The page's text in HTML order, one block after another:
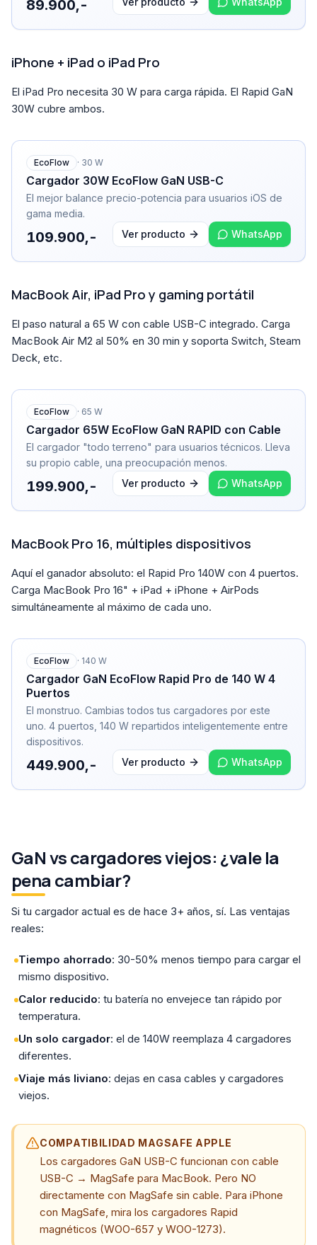
89.900,-
iPhone + iPad o iPad Pro
El iPad Pro necesita 30 W para carga rápida. El Rapid GaN
30W cubre ambos.
EcoFlow · 30 W
Cargador 30W EcoFlow GaN USB-C
El mejor balance precio-potencia para usuarios iOS de
gama media.
109.900,- Ver producto WhatsApp
MacBook Air, iPad Pro y gaming portátil
El paso natural a 65 W con cable USB-C integrado. Carga
MacBook Air M2 al 50% en 30 min y soporta Switch, Steam
Deck, etc.
EcoFlow · 65 W
Cargador 65W EcoFlow GaN RAPID con Cable
El cargador "todo terreno" para usuarios técnicos. Lleva
su propio cable, una preocupación menos.
199.900,- Ver producto WhatsApp
MacBook Pro 16, múltiples dispositivos
Aquí el ganador absoluto: el Rapid Pro 140W con 4 puertos.
Carga MacBook Pro 16" + iPad + iPhone + AirPods
simultáneamente al máximo de cada uno.
EcoFlow · 140 W
Cargador GaN EcoFlow Rapid Pro de 140 W 4
Puertos
El monstruo. Cambias todos tus cargadores por este
uno. 4 puertos, 140 W repartidos inteligentemente entre
dispositivos.
449.900,- Ver producto WhatsApp
GaN vs cargadores viejos: ¿vale la
pena cambiar?
Si tu cargador actual es de hace 3+ años, sí. Las ventajas
reales:
Tiempo ahorrado: 30-50% menos tiempo para cargar el
mismo dispositivo.
Calor reducido: tu batería no envejece tan rápido por
temperatura.
Un solo cargador: el de 140W reemplaza 4 cargadores
diferentes.
Viaje más liviano: dejas en casa cables y cargadores
viejos.
COMPATIBILIDAD MAGSAFE APPLE
Los cargadores GaN USB-C funcionan con cable
USB-C → MagSafe para MacBook. Pero NO
directamente con MagSafe sin cable. Para iPhone
con MagSafe, mira los cargadores Rapid
magnéticos (WOO-657 y WOO-1273).